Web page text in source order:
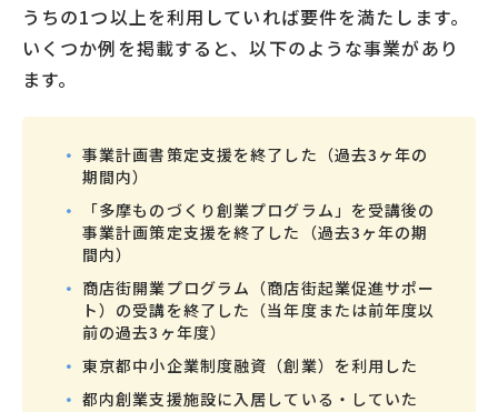
うちの1つ以上を利用していれば要件を満たします。
いくつか例を掲載すると、以下のような事業があり
ます。
事業計画書策定支援を終了した（過去3ヶ年の
期間内）
「多摩ものづくり創業プログラム」を受講後の
事業計画策定支援を終了した（過去3ヶ年の期
間内）
商店街開業プログラム（商店街起業促進サポー
ト）の受講を終了した（当年度または前年度以
前の過去3ヶ年度）
東京都中小企業制度融資（創業）を利用した
都内創業支援施設に入居している・していた